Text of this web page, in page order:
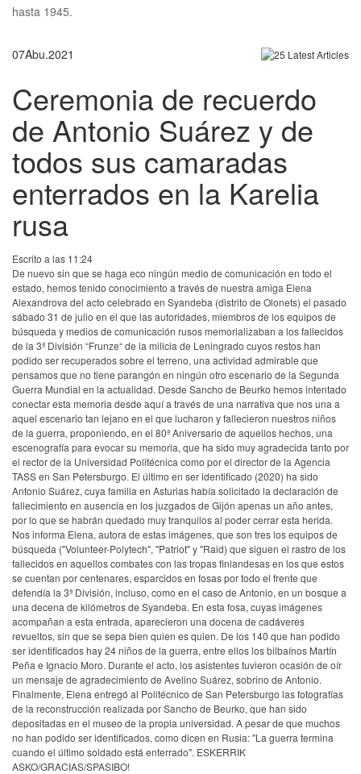
hasta 1945.
07Abu.2021
Ceremonia de recuerdo
de Antonio Suárez y de
todos sus camaradas
enterrados en la Karelia
rusa
Escrito a las 11:24
De nuevo sin que se haga eco ningún medio de comunicación en todo el
estado, hemos tenido conocimiento a través de nuestra amiga Elena
Alexandrova del acto celebrado en Syandeba (distrito de Olonets) el pasado
sábado 31 de julio en el que las autoridades, miembros de los equipos de
búsqueda y medios de comunicación rusos memorializaban a los fallecidos
de la 3ª División “Frunze“ de la milicia de Leningrado cuyos restos han
podido ser recuperados sobre el terreno, una actividad admirable que
pensamos que no tiene parangón en ningún otro escenario de la Segunda
Guerra Mundial en la actualidad. Desde Sancho de Beurko hemos intentado
conectar esta memoria desde aquí a través de una narrativa que nos una a
aquel escenario tan lejano en el que lucharon y fallecieron nuestros niños
de la guerra, proponiendo, en el 80ª Aniversario de aquellos hechos, una
escenografía para evocar su memoria, que ha sido muy agradecida tanto por
el rector de la Universidad Politécnica como por el director de la Agencia
TASS en San Petersburgo. El último en ser identificado (2020) ha sido
Antonio Suárez, cuya familia en Asturias había solicitado la declaración de
fallecimiento en ausencia en los juzgados de Gijón apenas un año antes,
por lo que se habrán quedado muy tranquilos al poder cerrar esta herida.
Nos informa Elena, autora de estas imágenes, que son tres los equipos de
búsqueda ("Volunteer-Polytech", "Patriot" y "Raid) que siguen el rastro de los
fallecidos en aquellos combates con las tropas finlandesas en los que estos
se cuentan por centenares, esparcidos en fosas por todo el frente que
defendía la 3ª División, incluso, como en el caso de Antonio, en un bosque a
una decena de kilómetros de Syandeba. En esta fosa, cuyas imágenes
acompañan a esta entrada, aparecieron una docena de cadáveres
revueltos, sin que se sepa bien quien es quien. De los 140 que han podido
ser identificados hay 24 niños de la guerra, entre ellos los bilbaínos Martín
Peña e Ignacio Moro. Durante el acto, los asistentes tuvieron ocasión de oír
un mensaje de agradecimiento de Avelino Suárez, sobrino de Antonio.
Finalmente, Elena entregó al Politécnico de San Petersburgo las fotografías
de la reconstrucción realizada por Sancho de Beurko, que han sido
depositadas en el museo de la propia universidad. A pesar de que muchos
no han podido ser identificados, como dicen en Rusia: "La guerra termina
cuando el último soldado está enterrado". ESKERRIK
ASKO/GRACIAS/SPASIBO!